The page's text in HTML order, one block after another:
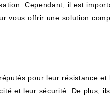
Cependant, il est
vous offrir une solution
pour leur résistance
et leur sécurité. De plus,